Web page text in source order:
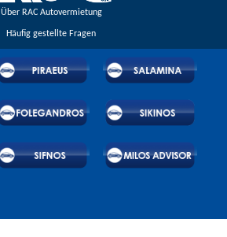
Über RAC Autovermietung
Häufig gestellte Fragen